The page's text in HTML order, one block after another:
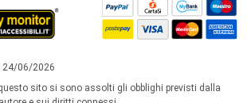
24/06/2026
questo sito si sono assolti gli obblighi previsti dalla